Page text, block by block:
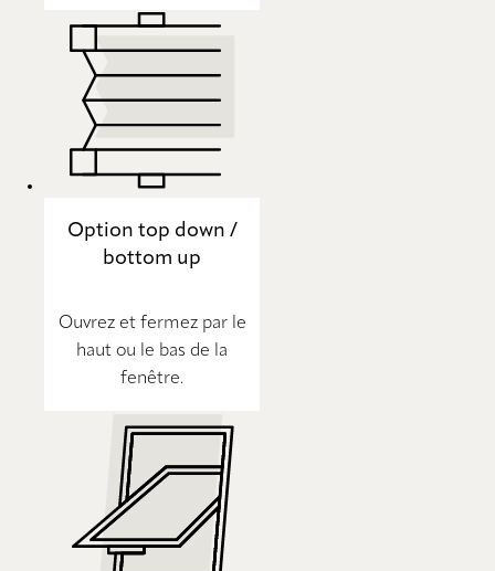
Option top down /
bottom up
Ouvrez et fermez par le
haut ou le bas de la
fenêtre.